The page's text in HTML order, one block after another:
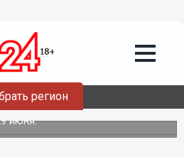
регион
массового
на
июня.